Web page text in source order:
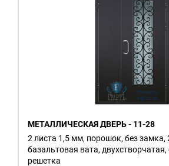
МЕТАЛЛИЧЕСКАЯ ДВЕРЬ - 11-28
2 листа 1,5 мм, порошок, без замка,
базальтовая вата, двухстворчатая,
решетка